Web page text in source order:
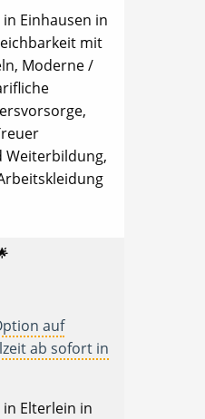
Einhausen in
mit
Moderne /
Weiterbildung,
auf
ab sofort in
Elterlein in